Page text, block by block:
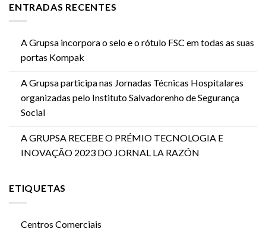
ENTRADAS RECENTES
A Grupsa incorpora o selo e o rótulo FSC em todas as suas
portas Kompak
A Grupsa participa nas Jornadas Técnicas Hospitalares
organizadas pelo Instituto Salvadorenho de Segurança
Social
A GRUPSA RECEBE O PRÉMIO TECNOLOGIA E
INOVAÇÃO 2023 DO JORNAL LA RAZÓN
ETIQUETAS
Centros Comerciais